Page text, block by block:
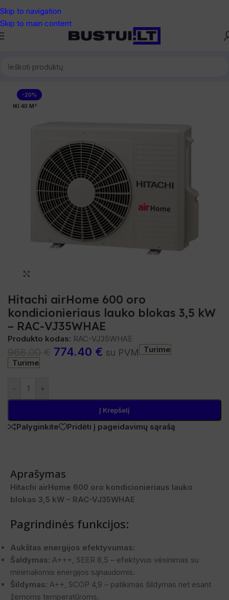
Skip to navigation
Skip to main content
-20%
IKI 40 M²
Hitachi airHome 600 oro
kondicionieriaus lauko blokas 3,5 kW
– RAC-VJ35WHAE
Produkto kodas: RAC-VJ35WHAE
774.40 € su PVM
Turime
Turime
- +
Į Krepšelį
Palyginkite Pridėti į pageidavimų sąrašą
Aprašymas
Hitachi airHome 600 oro kondicionieriaus lauko
blokas 3,5 kW – RAC-VJ35WHAE
Pagrindinės funkcijos:
Aukštas energijos efektyvumas:
Šaldymas: A+++, SEER 8,5 – efektyvus vėsinimas su
minimaliomis energijos sąnaudomis.
Šildymas: A++, SCOP 4,9 – patikimas šildymas net esant
žemoms temperatūroms.